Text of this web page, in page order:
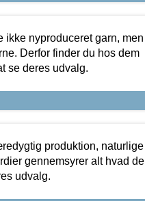
ikke nyproduceret garn, men
Derfor finder du hos dem
se deres udvalg.
produktion, naturlige
gennemsyrer alt hvad de
udvalg.